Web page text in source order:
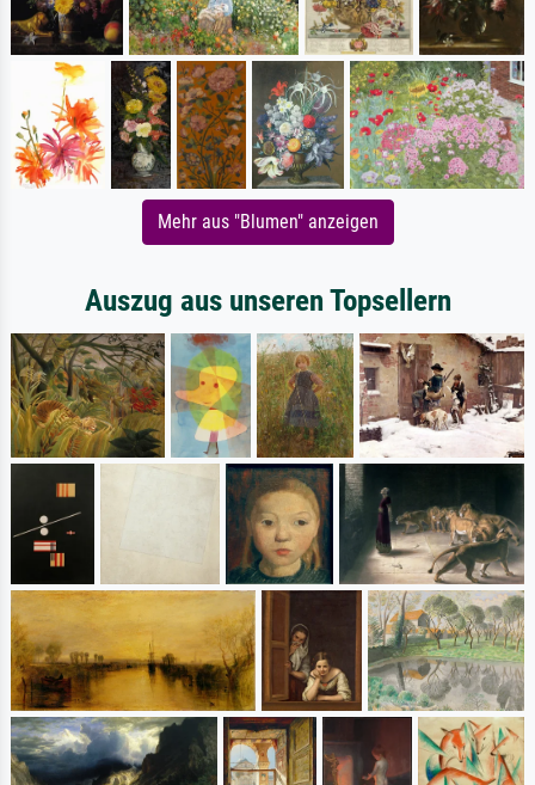
Mehr aus "Blumen" anzeigen
Auszug aus unseren Topsellern